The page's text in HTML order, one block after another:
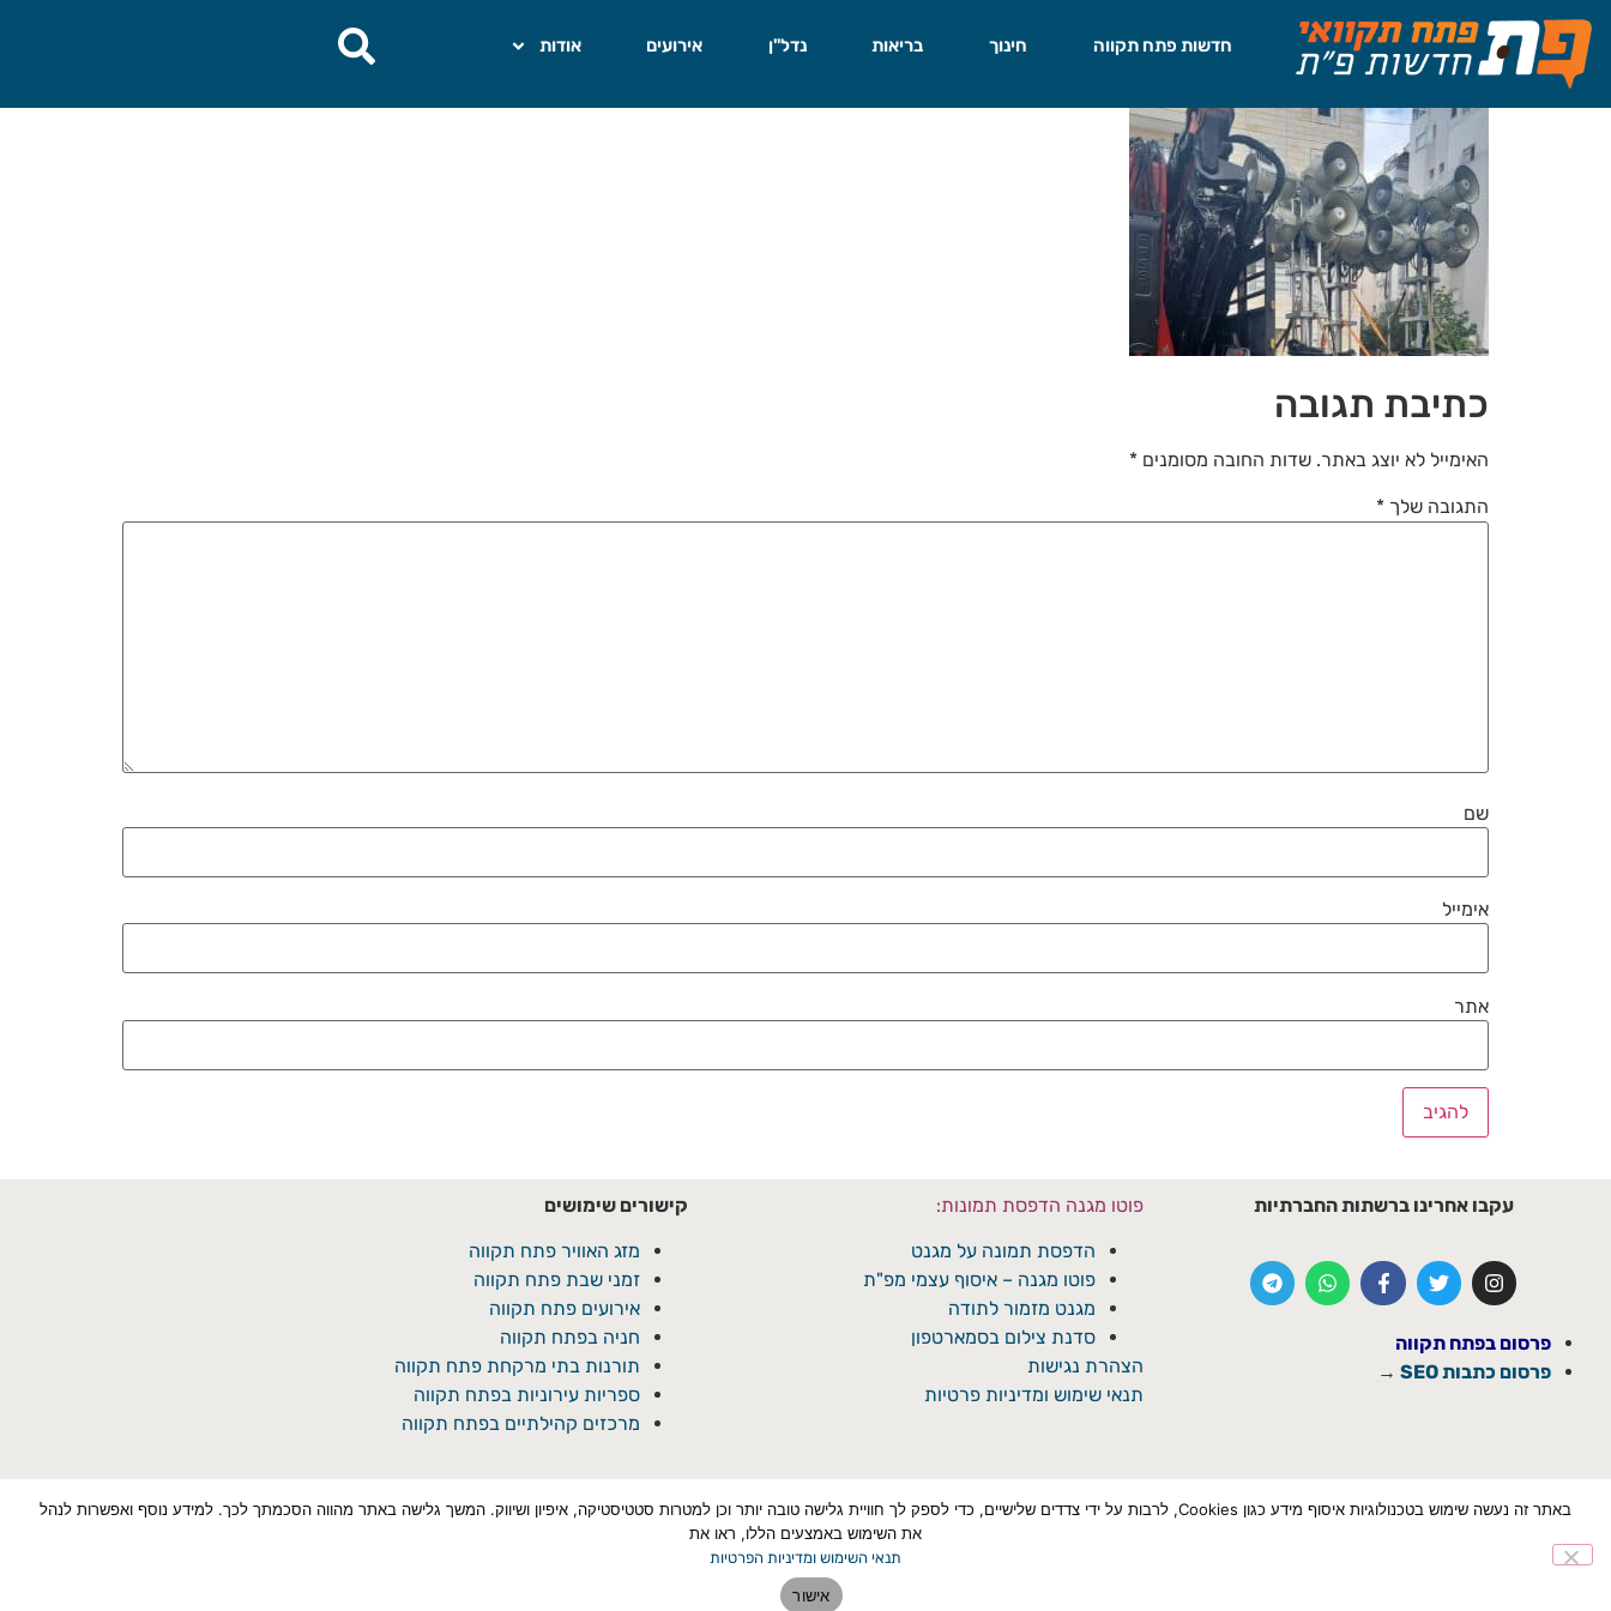
לתוכן
חדשות פתח תקווה חינוך בריאות נדל"ן אירועים אודות
כתיבת תגובה
האימייל לא יוצג באתר. שדות החובה מסומנים *
התגובה שלך *
שם
אימייל
אתר
עקבו אחרינו ברשתות החברתיות
פרסום בפתח תקווה
פרסום כתבות SEO →
פוטו מגנה הדפסת תמונות:
הדפסת תמונה על מגנט
פוטו מגנה – איסוף עצמי מפ"ת
מגנט מזמור לתודה
סדנת צילום בסמארטפון
הצהרת נגישות
תנאי שימוש ומדיניות פרטיות
קישורים שימושים
מזג האוויר פתח תקווה
זמני שבת פתח תקווה
אירועים פתח תקווה
חניה בפתח תקווה
תורנות בתי מרקחת פתח תקווה
ספריות עירוניות בפתח תקווה
מרכזים קהילתיים בפתח תקווה
באתר זה נעשה שימוש בטכנולוגיות איסוף מידע כגון Cookies, לרבות על ידי צדדים שלישיים, כדי לספק לך חוויית גלישה טובה יותר וכן למטרות סטטיסטיקה, איפיון ושיווק. המשך גלישה באתר מהווה הסכמתך לכך. למידע נוסף ואפשרות לנהל
את השימוש באמצעים הללו, ראו את
תנאי השימוש ומדיניות הפרטיות
אישור